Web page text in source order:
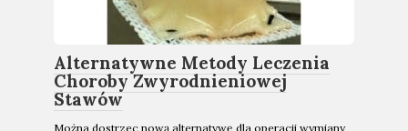
Alternatywne Metody Leczenia
Choroby Zwyrodnieniowej
Stawów
Można dostrzec nową alternatywę dla operacji wymiany